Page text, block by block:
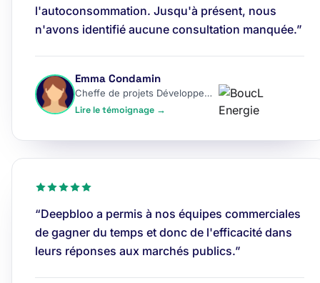
l'autoconsommation. Jusqu'à présent, nous
n'avons identifié aucune consultation manquée.”
Emma Condamin
Cheffe de projets Développement
Lire le témoignage →
“Deepbloo a permis à nos équipes commerciales
de gagner du temps et donc de l'efficacité dans
leurs réponses aux marchés publics.”